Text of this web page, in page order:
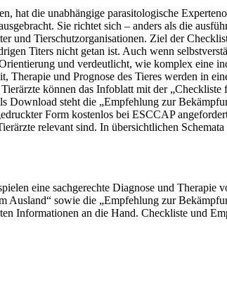
hat die unabhängige parasitologische
Sie richtet sich – anders als die
und Tierschutzorganisationen. Ziel der
Titers nicht getan ist. Auch wenn
und verdeutlicht, wie komplex eine
Therapie und Prognose des Tieres werden in
können das Infoblatt mit der „Checkliste
Download steht die „Empfehlung zur
Form kostenlos bei ESCCAP
relevant sind. In übersichtlichen
eine sachgerechte Diagnose und Therapie
Ausland“ sowie die „Empfehlung zur
Informationen an die Hand. Checkliste und